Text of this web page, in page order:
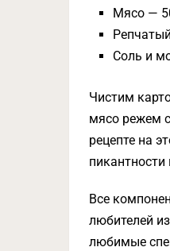
Мясо —
Соль и
Чистим
мясо режем
рецепте на
Все
любителей
любимые